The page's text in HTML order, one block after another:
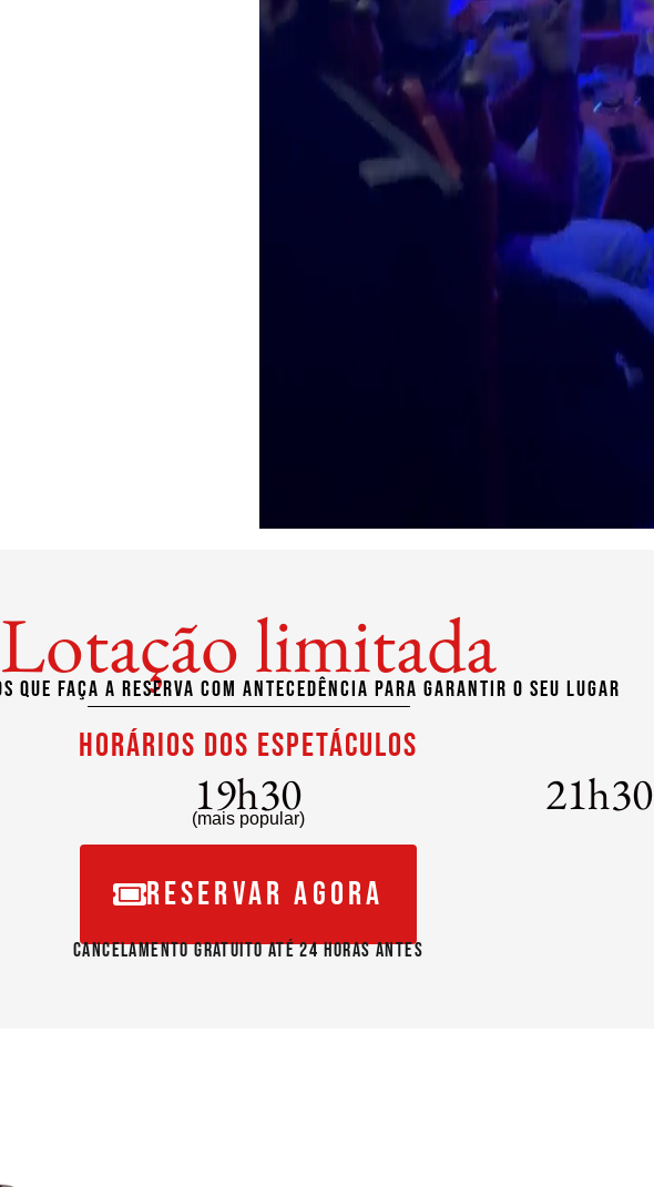
Lotação limitada
que faça a reserva com antecedência para garantir o seu lugar
Horários dos espetáculos
19h30 21h30
(mais popular)
reservar agora
Cancelamento gratuito até 24 horas antes